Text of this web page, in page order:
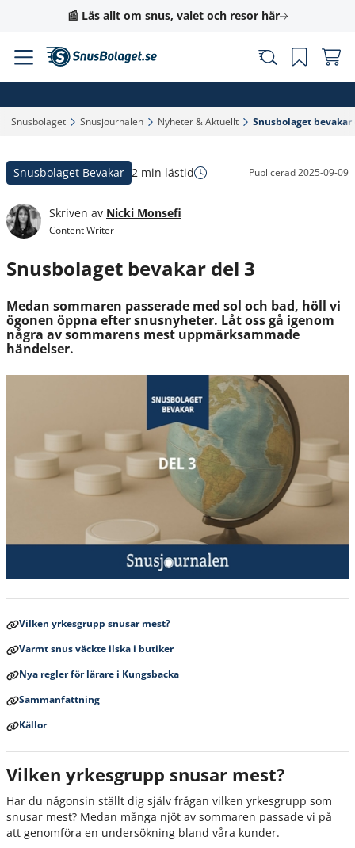
📰 Läs allt om snus, valet och resor här
Snusbolaget‎ Snusjournalen‎ Nyheter & Aktuellt‎ Snusbolaget bevakar
Snusbolaget Bevakar 2 min lästid Publicerad2025-09-09
Skriven av Nicki Monsefi
Content Writer
Snusbolaget bevakar del 3
Medan sommaren passerade med sol och bad, höll vi
ögonen öppna efter snusnyheter. Låt oss gå igenom
några av sommarens mest uppmärksammade
händelser.
Vilken yrkesgrupp snusar mest?
Varmt snus väckte ilska i butiker
Nya regler för lärare i Kungsbacka
Sammanfattning
Källor
Vilken yrkesgrupp snusar mest?
Har du någonsin ställt dig själv frågan vilken yrkesgrupp som
snusar mest? Medan många njöt av sommaren passade vi på
att genomföra en undersökning bland våra kunder.